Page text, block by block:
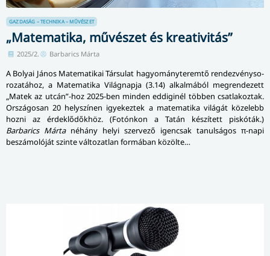
GAZDASÁG – TECHNIKA – MŰVÉSZET
„Matematika, művészet és kreativitás”
2025/2. Barbarics Márta
A Bolyai János Matematikai Társulat hagyományteremtő rendezvény­so­
ro­za­tá­hoz, a Matematika Világnapja (3.14) alkalmából meg­ren­de­zett
„Matek az utcán”-hoz 2025-ben minden eddiginél többen csatlakoztak.
Országosan 20 helyszínen igyekeztek a matematika világát közelebb
hozni az érdeklődőkhöz. (Fotónkon a Tatán készített piskóták.)
Barbarics Mártanéhány helyi szervező igencsak tanulságos π-napi
beszámolóját szinte változatlan formában közölte…